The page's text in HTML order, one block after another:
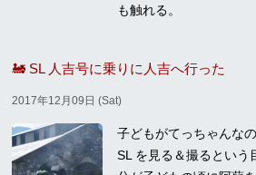
も触れる。
🚂 SL 人吉号に乗りに人吉へ行った
2017年12月09日 (Sat)
子どもがてっちゃんな
SL を見る＆撮るという